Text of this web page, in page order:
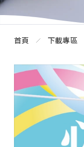
首頁 下載專區